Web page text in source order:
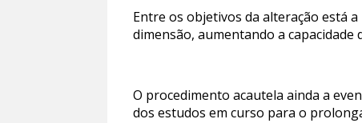
Entre os objetivos da alteração está
dimensão, aumentando a
O procedimento acautela ainda a
dos estudos em curso para o